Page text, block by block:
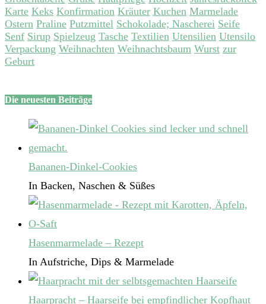
Karte Keks Konfirmation Kräuter Kuchen Marmelade
Ostern Praline Putzmittel Schokolade; Nascherei Seife
Senf Sirup Spielzeug Tasche Textilien Utensilien Utensilo
Verpackung Weihnachten Weihnachtsbaum Wurst zur
Geburt
Die neuesten Beiträge
Bananen-Dinkel-Cookies
In Backen, Naschen & Süßes
Hasenmarmelade – Rezept
In Aufstriche, Dips & Marmelade
Haarpracht – Haarseife bei empfindlicher Kopfhaut